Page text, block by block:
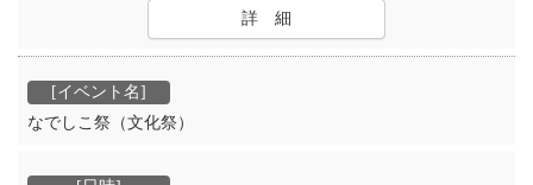
詳 細
なでしこ祭（文化祭）